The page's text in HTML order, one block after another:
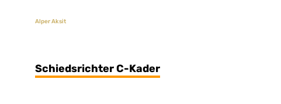
Alper Aksit
Schiedsrichter C-Kader